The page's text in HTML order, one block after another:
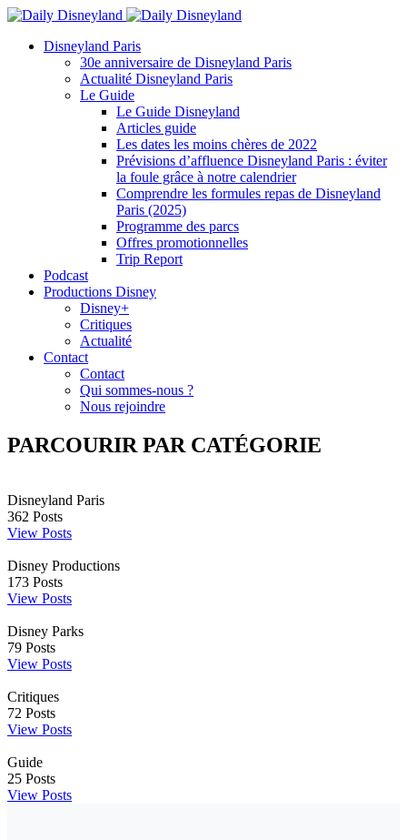
Disneyland Paris
30e anniversaire de Disneyland Paris
Actualité Disneyland Paris
Le Guide
Le Guide Disneyland
Articles guide
Les dates les moins chères de 2022
Prévisions d’affluence Disneyland Paris : éviter
la foule grâce à notre calendrier
Comprendre les formules repas de Disneyland
Paris (2025)
Programme des parcs
Offres promotionnelles
Trip Report
Podcast
Productions Disney
Disney+
Critiques
Actualité
Contact
Contact
Qui sommes-nous ?
Nous rejoindre
PARCOURIR PAR CATÉGORIE
Disneyland Paris
362 Posts
View Posts
Disney Productions
173 Posts
View Posts
Disney Parks
79 Posts
View Posts
Critiques
72 Posts
View Posts
Guide
25 Posts
View Posts